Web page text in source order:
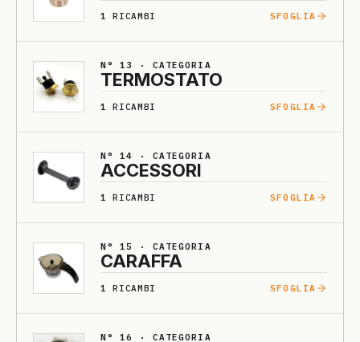
1 RICAMBI SFOGLIA
N° 13 · CATEGORIA
TERMOSTA­TO
1 RICAMBI SFOGLIA
N° 14 · CATEGORIA
ACCESSO­RI
1 RICAMBI SFOGLIA
N° 15 · CATEGORIA
CA­RAFFA
1 RICAMBI SFOGLIA
N° 16 · CATEGORIA